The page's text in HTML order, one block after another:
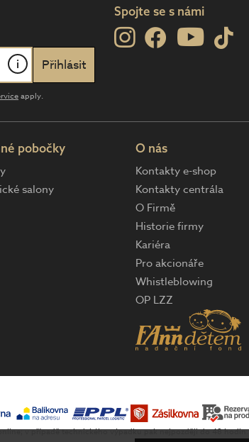
i
apply.
Spojte se s námi
pobočky
salony
O nás
Kontakty e-shop
Kontakty centrála
O Firmě
Historie firmy
Kariéra
Pro akcionáře
Whistleblowing
OP LZZ
v případě technického výpadku pak nejpozději do 48 hodin.